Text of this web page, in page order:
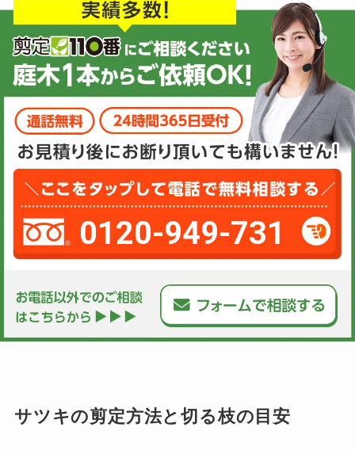
0120-949-731
サツキの剪定方法と切る枝の目安